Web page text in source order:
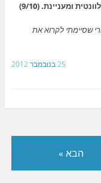
ומעניינת. (9/10)
ליוני, 2011, כשבוע אחרי שסיימתי לקרוא את
25 בנובמבר 2012
הבא »